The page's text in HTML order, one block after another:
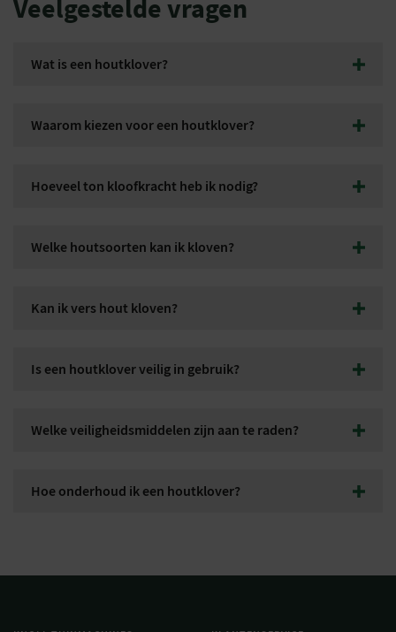
Veelgestelde vragen
Wat is een houtklover?
van hout veel minder kracht dan met een kloofbijl.
Waarom kiezen voor een houtklover?
hoeveelheden brandhout verwerken.
Hoeveel ton kloofkracht heb ik nodig?
houtklover met 8 ton of meer kloofkracht.
Welke houtsoorten kan ik kloven?
benodigde kloofkracht verschilt per houtsoort.
Kan ik vers hout kloven?
laten het daarna drogen.
Is een houtklover veilig in gebruik?
Hierdoor blijven uw handen uit de buurt van het kloofmes
Welke veiligheidsmiddelen zijn aan te raden?
houd omstanders op veilige afstand.
Hoe onderhoud ik een houtklover?
van de fabrikant.